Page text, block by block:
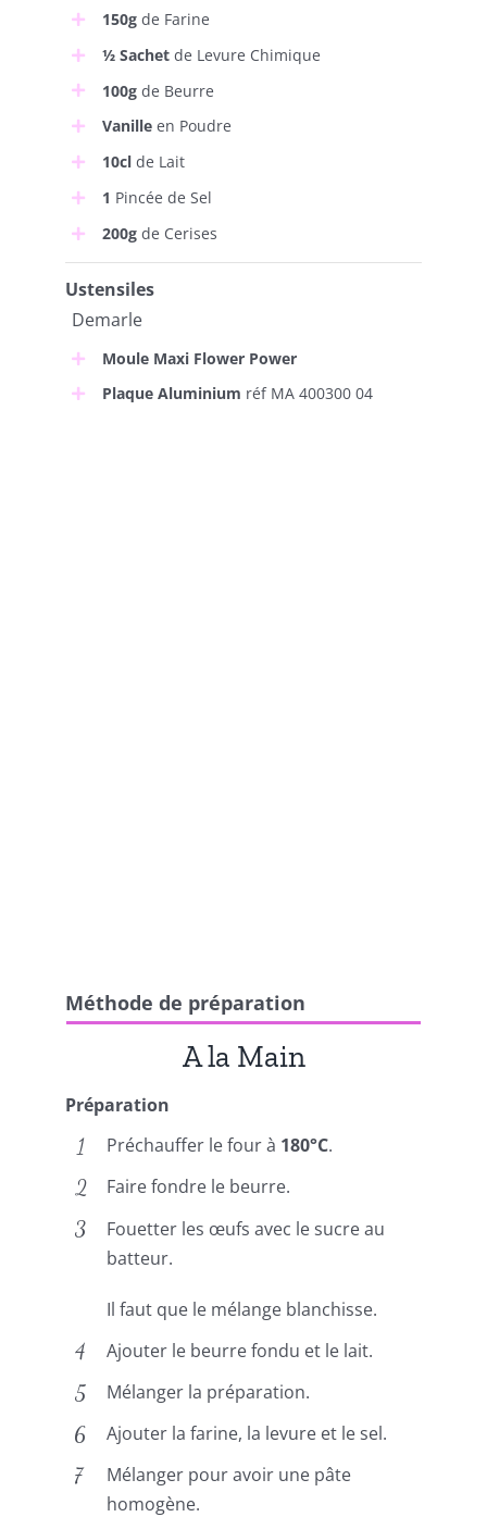
150gde Farine
½ Sachetde Levure Chimique
100gde Beurre
Vanilleen Poudre
10clde Lait
1 Pincée de Sel
200gde Cerises
Ustensiles
Demarle
Moule Maxi Flower Power
Plaque Aluminium réf MA 400300 04
Méthode de préparation
A la Main
Préparation
Préchauffer le four à 180°C.
Faire fondre le beurre.
Fouetter les œufs avec le sucre au
batteur.
Il faut que le mélange blanchisse.
Ajouter le beurre fondu et le lait.
Mélanger la préparation.
Ajouter la farine, la levure et le sel.
Mélanger pour avoir une pâte
homogène.